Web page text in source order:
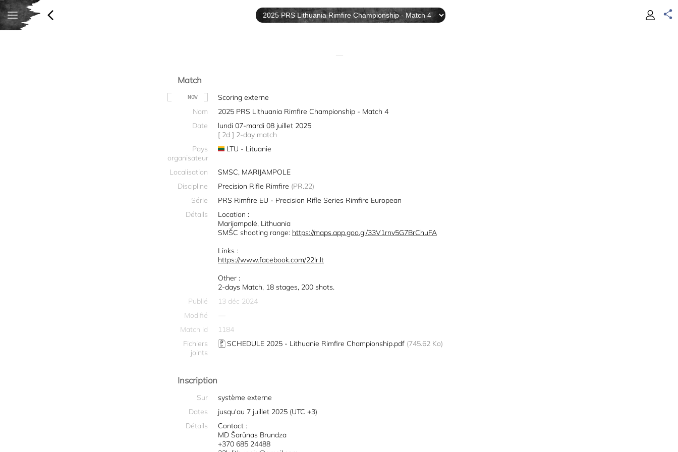
—
Match
NOW
Scoring externe
Nom
2025 PRS Lithuania Rimfire Championship - Match 4
Date
lundi 07-mardi 08 juillet 2025
[ 2d ] 2-day match
Pays
organisateur
LTU - Lituanie
Localisation
SMSC, MARIJAMPOLE
Discipline
Precision Rifle Rimfire (PR.22)
Série
PRS Rimfire EU - Precision Rifle Series Rimfire European
Détails
Location :
Marijampolė, Lithuania
SMŠC shooting range: https://maps.app.goo.gl/33V1rnv5G7BrChuFA
Links :
https://www.facebook.com/22lr.lt
Other :
2-days Match, 18 stages, 200 shots.
Publié
13 déc 2024
Modifié
—
Match id
1184
Fichiers
joints
SCHEDULE 2025 - Lithuanie Rimfire Championship.pdf (745.62 Ko)
Inscription
Sur
système externe
Dates
jusqu'au 7 juillet 2025 (UTC +3)
Détails
Contact :
MD Šarūnas Brundza
+370 685 24488